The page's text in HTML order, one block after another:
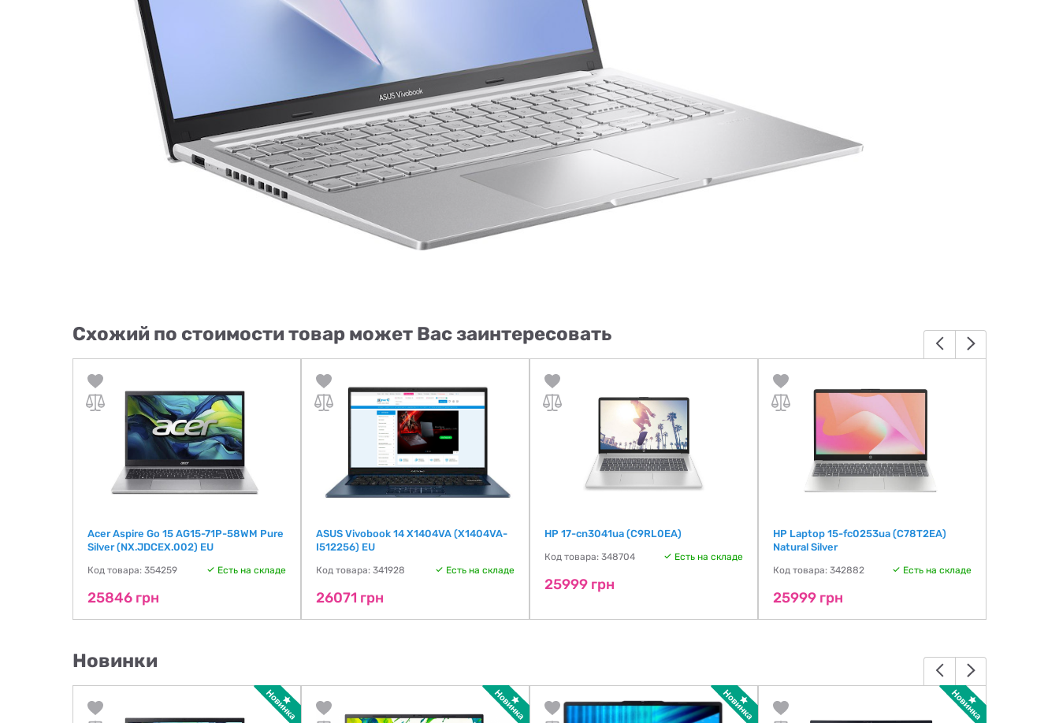
Схожий по стоимости товар может Вас заинтересовать
Acer Aspire Go 15 AG15-71P-58WM Pure
Silver (NX.JDCEX.002) EU
Код товара: 354259 Есть на складе
25846 грн
ASUS Vivobook 14 X1404VA (X1404VA-
I512256) EU
Код товара: 341928 Есть на складе
26071 грн
HP 17-cn3041ua (C9RL0EA)
Код товара: 348704 Есть на складе
25999 грн
HP Laptop 15-fc0253ua (C78T2EA)
Natural Silver
Код товара: 342882 Есть на складе
25999 грн
Новинки